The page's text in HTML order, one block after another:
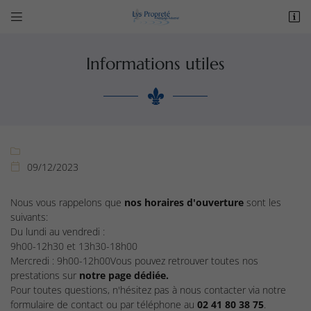
 
 Adresse email de réception
 Recopier le code ci-contre
 Rafraîchir le captcha
Informations utiles


09/12/2023
Nous vous rappelons que nos horaires d'ouverture sont les
suivants:
Du lundi au vendredi :
9h00-12h30 et 13h30-18h00
Mercredi : 9h00-12h00Vous pouvez retrouver toutes nos
prestations sur notre page dédiée.
Pour toutes questions, n'hésitez pas à nous contacter via notre
formulaire de contact ou par téléphone au 02 41 80 38 75.